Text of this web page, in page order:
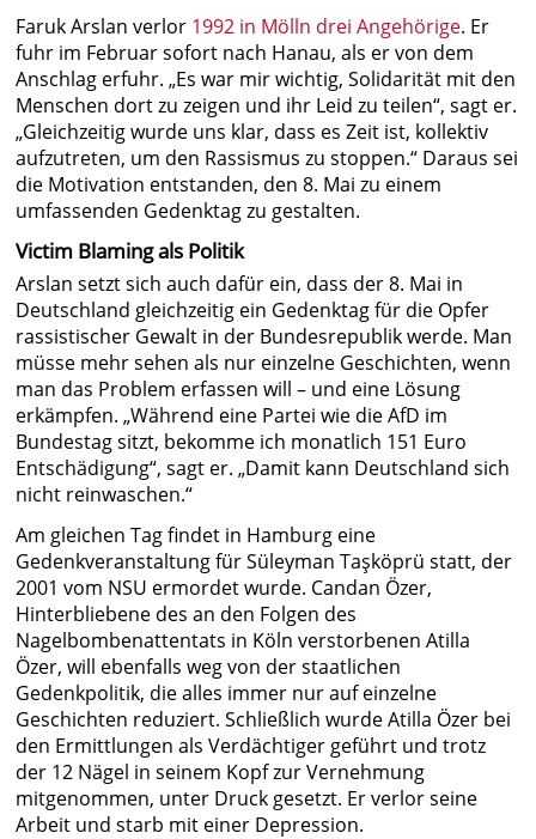
Faruk Arslan verlor 1992 in Mölln drei Angehörige. Er
fuhr im Februar sofort nach Hanau, als er von dem
Anschlag erfuhr. „Es war mir wichtig, Solidarität mit den
Menschen dort zu zeigen und ihr Leid zu teilen“, sagt er.
„Gleichzeitig wurde uns klar, dass es Zeit ist, kollektiv
aufzutreten, um den Rassismus zu stoppen.“ Daraus sei
die Motivation entstanden, den 8. Mai zu einem
umfassenden Gedenktag zu gestalten.
Victim Blaming als Politik
Arslan setzt sich auch dafür ein, dass der 8. Mai in
Deutschland gleichzeitig ein Gedenktag für die Opfer
rassistischer Gewalt in der Bundesrepublik werde. Man
müsse mehr sehen als nur einzelne Geschichten, wenn
man das Problem erfassen will – und eine Lösung
erkämpfen. „Während eine Partei wie die AfD im
Bundestag sitzt, bekomme ich monatlich 151 Euro
Entschädigung“, sagt er. „Damit kann Deutschland sich
nicht reinwaschen.“
Am gleichen Tag findet in Hamburg eine
Gedenkveranstaltung für Süleyman Taşköprü statt, der
2001 vom NSU ermordet wurde. Candan Özer,
Hinterbliebene des an den Folgen des
Nagelbombenattentats in Köln verstorbenen Atilla
Özer, will ebenfalls weg von der staatlichen
Gedenkpolitik, die alles immer nur auf einzelne
Geschichten reduziert. Schließlich wurde Atilla Özer bei
den Ermittlungen als Verdächtiger geführt und trotz
der 12 Nägel in seinem Kopf zur Vernehmung
mitgenommen, unter Druck gesetzt. Er verlor seine
Arbeit und starb mit einer Depression.